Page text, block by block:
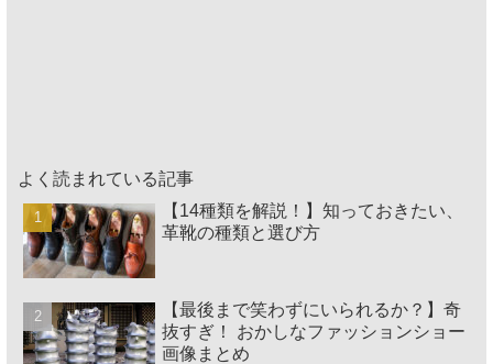
よく読まれている記事
【14種類を解説！】知っておきたい、
革靴の種類と選び方
【最後まで笑わずにいられるか？】奇
抜すぎ！ おかしなファッションショー
画像まとめ